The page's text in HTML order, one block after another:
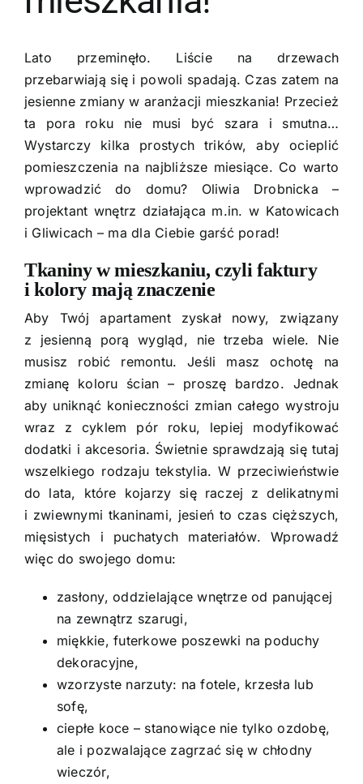
Lato przeminęło. Liście na drzewach
przebarwiają się i powoli spadają. Czas zatem na
jesienne zmiany w aranżacji mieszkania! Przecież
ta pora roku nie musi być szara i smutna…
Wystarczy kilka prostych trików, aby ocieplić
pomieszczenia na najbliższe miesiące. Co warto
wprowadzić do domu? Oliwia Drobnicka –
projektant wnętrz działająca m.in. w Katowicach
i Gliwicach – ma dla Ciebie garść porad!
Tkaniny w mieszkaniu, czyli faktury
i kolory mają znaczenie
Aby Twój apartament zyskał nowy, związany
z jesienną porą wygląd, nie trzeba wiele. Nie
musisz robić remontu. Jeśli masz ochotę na
zmianę koloru ścian – proszę bardzo. Jednak
aby uniknąć konieczności zmian całego wystroju
wraz z cyklem pór roku, lepiej modyfikować
dodatki i akcesoria. Świetnie sprawdzają się tutaj
wszelkiego rodzaju tekstylia. W przeciwieństwie
do lata, które kojarzy się raczej z delikatnymi
i zwiewnymi tkaninami, jesień to czas cięższych,
mięsistych i puchatych materiałów. Wprowadź
więc do swojego domu:
zasłony, oddzielające wnętrze od panującej
na zewnątrz szarugi,
miękkie, futerkowe poszewki na poduchy
dekoracyjne,
wzorzyste narzuty: na fotele, krzesła lub
sofę,
ciepłe koce – stanowiące nie tylko ozdobę,
ale i pozwalające zagrzać się w chłodny
wieczór,